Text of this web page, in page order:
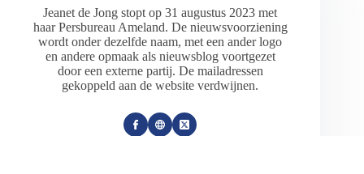
Jeanet de Jong stopt op 31 augustus 2023 met
haar Persbureau Ameland. De nieuwsvoorziening
wordt onder dezelfde naam, met een ander logo
en andere opmaak als nieuwsblog voortgezet
door een externe partij. De mailadressen
gekoppeld aan de website verdwijnen.